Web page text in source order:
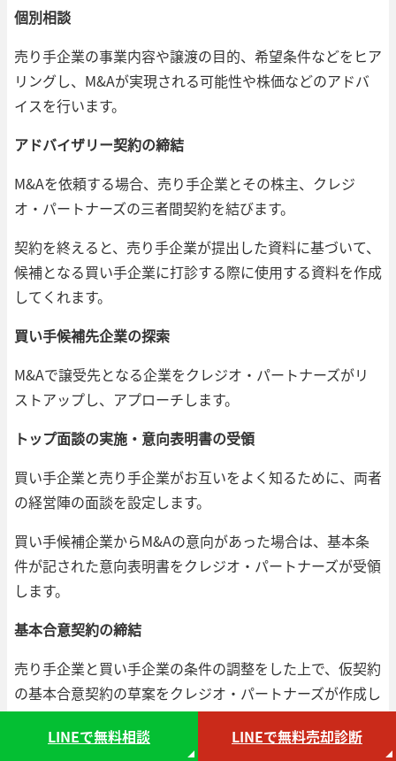
個別相談
売り手企業の事業内容や譲渡の目的、希望条件などをヒア
リングし、M&Aが実現される可能性や株価などのアドバ
イスを行います。
アドバイザリー契約の締結
M&Aを依頼する場合、売り手企業とその株主、クレジ
オ・パートナーズの三者間契約を結びます。
契約を終えると、売り手企業が提出した資料に基づいて、
候補となる買い手企業に打診する際に使用する資料を作成
してくれます。
買い手候補先企業の探索
M&Aで譲受先となる企業をクレジオ・パートナーズがリ
ストアップし、アプローチします。
トップ面談の実施・意向表明書の受領
買い手企業と売り手企業がお互いをよく知るために、両者
の経営陣の面談を設定します。
買い手候補企業からM&Aの意向があった場合は、基本条
件が記された意向表明書をクレジオ・パートナーズが受領
します。
基本合意契約の締結
売り手企業と買い手企業の条件の調整をした上で、仮契約
の基本合意契約の草案をクレジオ・パートナーズが作成し
ます。
これは買い手企業の契約となります。
LINEで無料相談 LINEで無料売却診断